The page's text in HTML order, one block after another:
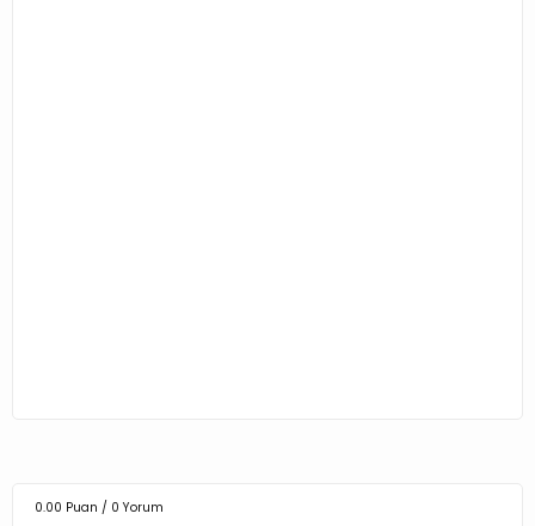
0.00 Puan / 0 Yorum